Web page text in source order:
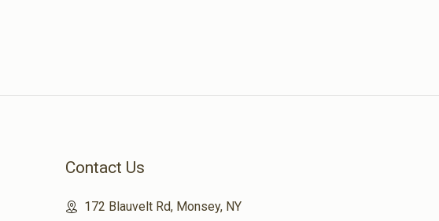
Contact Us
172 Blauvelt Rd, Monsey, NY